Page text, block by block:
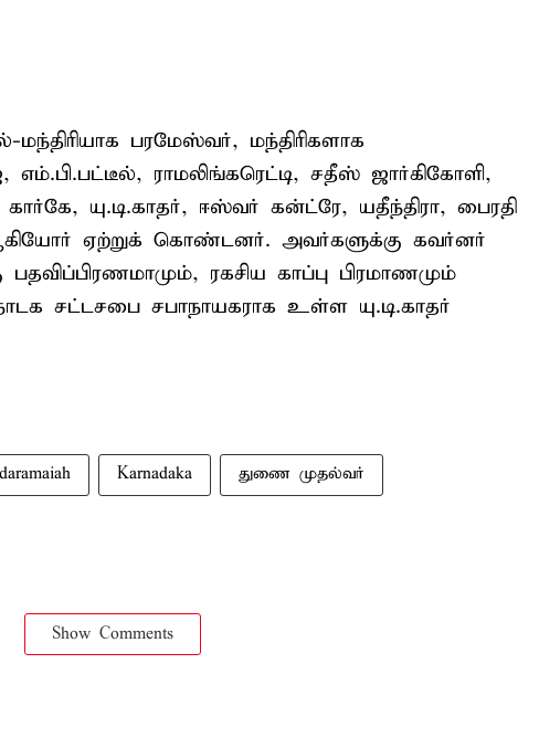
பரமேஸ்வர், மந்திரிகளாக
எம்.பி.பட்டீல், ராமலிங்கரெட்டி, சதீஸ் ஜார்கிகோளி,
யு.டி.காதர், ஈஸ்வர் கன்ட்ரே, யதீந்திரா, பைரதி
ஏற்றுக் கொண்டனர். அவர்களுக்கு கவர்னர்
ரகசிய காப்பு பிரமாணமும்
சட்டசபை சபாநாயகராக உள்ள யு.டி.காதர்
Karnadaka துணை முதல்வர்
Show Comments